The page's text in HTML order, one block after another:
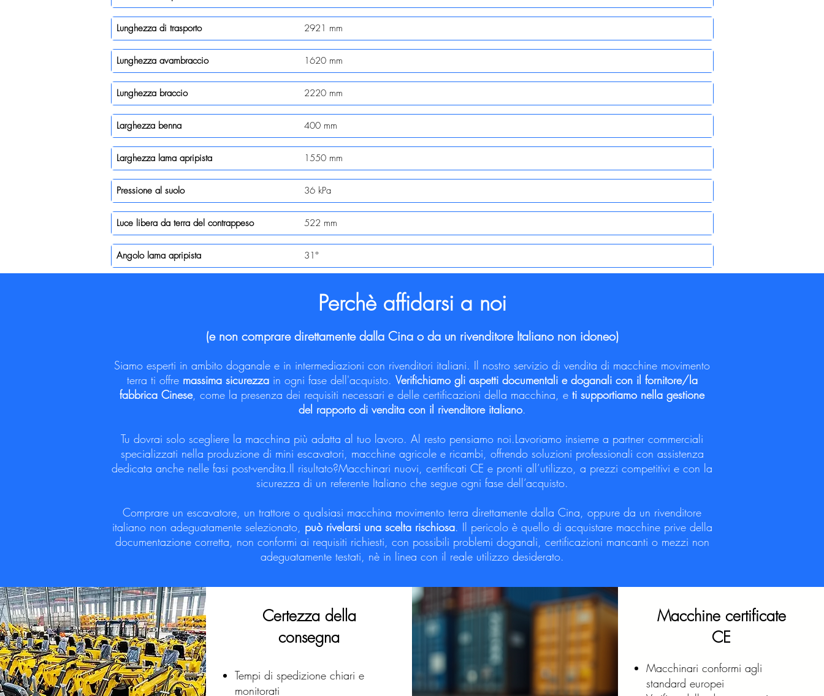
Lunghezza di trasporto 2921 mm
Lunghezza avambraccio 1620 mm
Lunghezza braccio 2220 mm
Larghezza benna 400 mm
Larghezza lama apripista 1550 mm
Pressione al suolo 36 kPa
Luce libera da terra del contrappeso 522 mm
Angolo lama apripista 31°
Perchè affidarsi a noi
(e non comprare direttamente dalla Cina o da un rivenditore Italiano non idoneo)
Siamo esperti in ambito doganale e in intermediazioni con rivenditori italiani. Il nostro servizio di vendita di macchine movimento
terra ti offre massima sicurezzain ogni fase dell'acquisto. Verifichiamo gli aspetti documentali e doganali con il fornitore/la
fabbrica Cinese, come la presenza dei requisiti necessari e delle certificazioni della macchina, e ti supportiamo nella gestione
del rapporto di vendita con il rivenditore italiano.​
Tu dovrai solo scegliere la macchina più adatta al tuo lavoro. Al resto pensiamo noi.Lavoriamo insieme a partner commerciali
specializzati nella produzione di mini escavatori, macchine agricole e ricambi, offrendo soluzioni professionali con assistenza
dedicata anche nelle fasi post-vendita.​Il risultato?Macchinari nuovi, certificati CE e pronti all’utilizzo, a prezzi competitivi e con la
sicurezza di un referente Italiano che segue ogni fase dell’acquisto.
​Comprare un escavatore, un trattore o qualsiasi macchina movimento terra direttamente dalla Cina, oppure da un rivenditore
italiano non adeguatamente selezionato, può rivelarsi una scelta rischiosa. Il pericolo è quello di acquistare macchine prive della
documentazione corretta, non conformi ai requisiti richiesti, con possibili problemi doganali, certificazioni mancanti o mezzi non
adeguatamente testati, nè in linea con il reale utilizzo desiderato.
Certezza della
consegna
Tempi di spedizione chiari e
monitorati
Macchine certificate
CE
Macchinari conformi agli
standard europei